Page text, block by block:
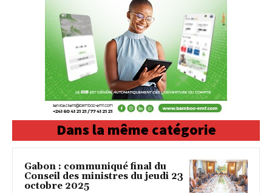
Dans la même catégorie
Gabon : communiqué final du
Conseil des ministres du jeudi 23
octobre 2025